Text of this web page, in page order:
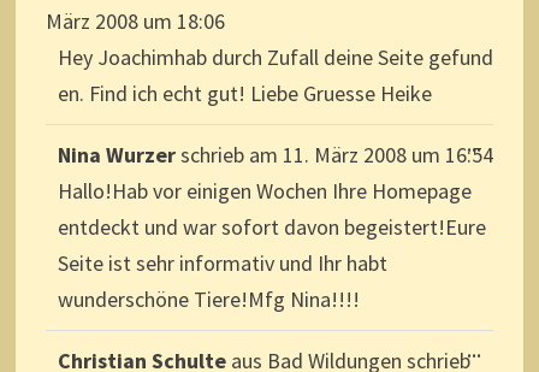
März 2008 um 18:06
Hey Joachimhab durch Zufall deine Seite gefund
en. Find ich echt gut! Liebe Gruesse Heike
Nina Wurzerschrieb am 11. März 2008 um 16:54
Hallo!Hab vor einigen Wochen Ihre Homepage
entdeckt und war sofort davon begeistert!Eure
Seite ist sehr informativ und Ihr habt
wunderschöne Tiere!Mfg Nina!!!!
...DIESE
Christian Schulte aus Bad Wildungen schrieb...